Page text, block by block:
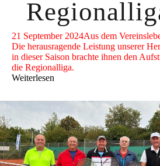
21 September 2024Aus dem
Die herausragende Leistung unserer
in dieser Saison brachte ihnen den
die Regionalliga.
Weiterlesen